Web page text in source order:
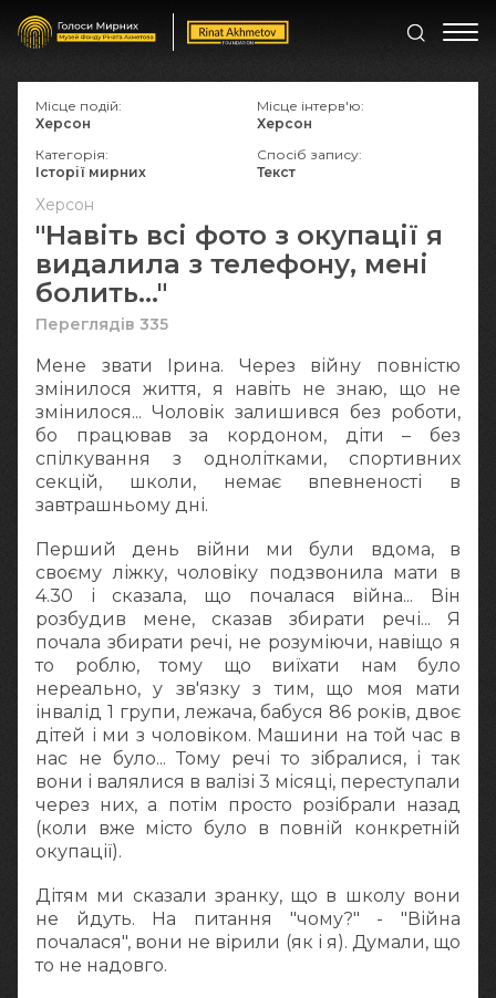
Херсон
"Навіть всі фото з окупації я
видалила з телефону, мені
болить..."
Переглядів 335
Мене звати Ірина. Через війну повністю
змінилося життя, я навіть не знаю, що не
змінилося... Чоловік залишився без роботи,
бо працював за кордоном, діти – без
спілкування з однолітками, спортивних
секцій, школи, немає впевненості в
завтрашньому дні.
Перший день війни ми були вдома, в
своєму ліжку, чоловіку подзвонила мати в
4.30 і сказала, що почалася війна... Він
розбудив мене, сказав збирати речі... Я
почала збирати речі, не розуміючи, навіщо я
то роблю, тому що виїхати нам було
нереально, у зв'язку з тим, що моя мати
інвалід 1 групи, лежача, бабуся 86 років, двоє
дітей і ми з чоловіком. Машини на той час в
нас не було... Тому речі то зібралися, і так
вони і валялися в валізі 3 місяці, переступали
через них, а потім просто розібрали назад
(коли вже місто було в повній конкретній
окупації).
Дітям ми сказали зранку, що в школу вони
не йдуть. На питання "чому?" - "Війна
почалася", вони не вірили (як і я). Думали, що
то не надовго.
Місце подій:
Херсон
Місце інтерв'ю:
Херсон
Категорія:
Історії мирних
Спосіб запису:
Текст